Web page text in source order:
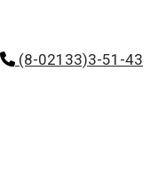
(8-02133)3-51-43